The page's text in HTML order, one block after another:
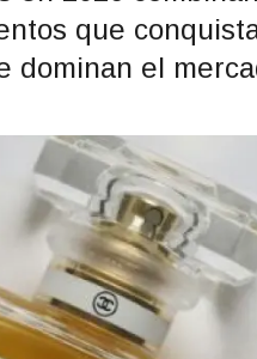
que
dominan el